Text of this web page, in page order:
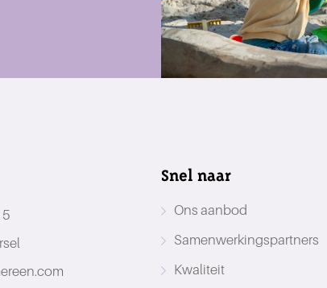
5
Snel naar
Ons aanbod
Samenwerkingspartners
Kwaliteit